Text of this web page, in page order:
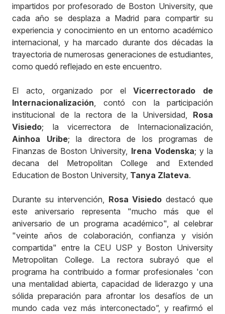
impartidos por profesorado de Boston University, que
cada año se desplaza a Madrid para compartir su
experiencia y conocimiento en un entorno académico
internacional, y ha marcado durante dos décadas la
trayectoria de numerosas generaciones de estudiantes,
como quedó reflejado en este encuentro.
El acto, organizado por elVicerrectorado de
Internacionalización , contó con la participación
institucional de la rectora de la Universidad, Rosa
Visiedo; la vicerrectora de Internacionalización,
Ainhoa Uribe; la directora de los programas de
Finanzas de Boston University, Irena Vodenska; y la
decana del Metropolitan College and Extended
Education de Boston University, Tanya Zlateva.
Durante su intervención, Rosa Visiedo destacó que
este aniversario representa "mucho más que el
aniversario de un programa académico", al celebrar
"veinte años de colaboración, confianza y visión
compartida" entre la CEU USP y Boston University
Metropolitan College. La rectora subrayó que el
programa ha contribuido a formar profesionales 'con
una mentalidad abierta, capacidad de liderazgo y una
sólida preparación para afrontar los desafíos de un
mundo cada vez más interconectado”, y reafirmó el